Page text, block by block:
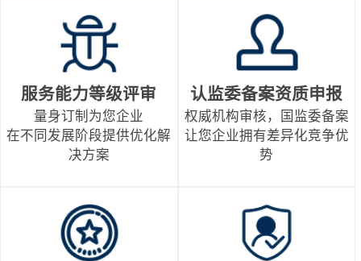
服务能力等级评审
量身订制为您企业
在不同发展阶段提供优化解
决方案
认监委备案资质申报
权威机构审核，国监委备案
让您企业拥有差异化竞争优
势